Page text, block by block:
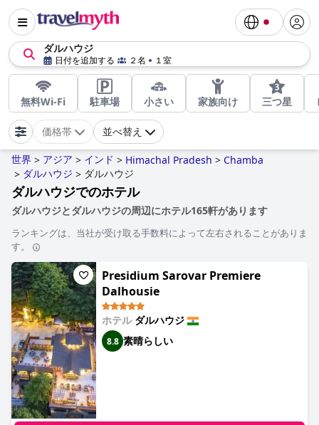
ダルハウジ
日付を追加する ２名 １室
無料Wi-Fi 駐車場 小さい 家族向け 三つ星
価格帯 並べ替え
世界 > アジア > インド > Himachal Pradesh > Chamba
> ダルハウジ > ダルハウジ
ダルハウジでのホテル
ダルハウジとダルハウジの周辺にホテル165軒があります
ランキングは、当社が受け取る手数料によって左右されることがありま
す。
Presidium Sarovar Premiere
Dalhousie
ホテル ダルハウジ
8.8 素晴らしい